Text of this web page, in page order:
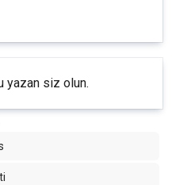
yazan siz olun.